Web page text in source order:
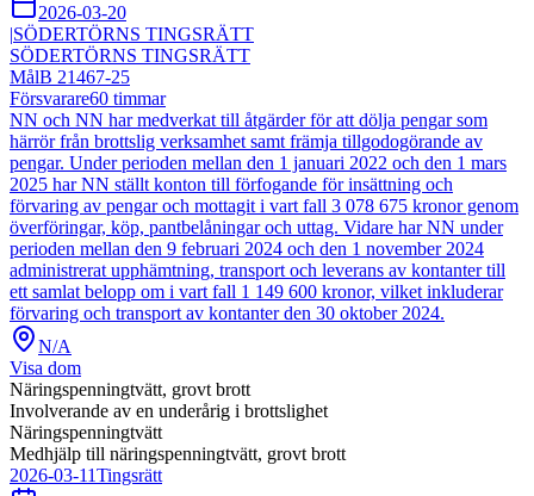
2026-03-20
|SÖDERTÖRNS TINGSRÄTT
SÖDERTÖRNS TINGSRÄTT
MålB 21467-25
Försvarare60 timmar
NN och NN har medverkat till åtgärder för att dölja pengar som
härrör från brottslig verksamhet samt främja tillgodogörande av
pengar. Under perioden mellan den 1 januari 2022 och den 1 mars
2025 har NN ställt konton till förfogande för insättning och
förvaring av pengar och mottagit i vart fall 3 078 675 kronor genom
överföringar, köp, pantbelåningar och uttag. Vidare har NN under
perioden mellan den 9 februari 2024 och den 1 november 2024
administrerat upphämtning, transport och leverans av kontanter till
ett samlat belopp om i vart fall 1 149 600 kronor, vilket inkluderar
förvaring och transport av kontanter den 30 oktober 2024.
N/A
Visa dom
Näringspenningtvätt, grovt brott
Involverande av en underårig i brottslighet
Näringspenningtvätt
Medhjälp till näringspenningtvätt, grovt brott
2026-03-11Tingsrätt